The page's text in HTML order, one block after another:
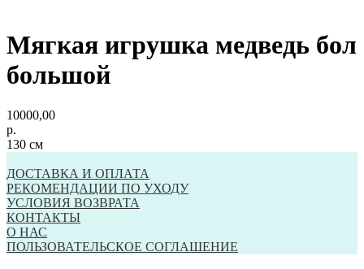
Мягкая игрушка медведь бол
большой
10000,00
р.
130 см
ДОСТАВКА И ОПЛАТА
РЕКОМЕНДАЦИИ ПО УХОДУ
УСЛОВИЯ ВОЗВРАТА
КОНТАКТЫ
О НАС
ПОЛЬЗОВАТЕЛЬСКОЕ СОГЛАШЕНИЕ